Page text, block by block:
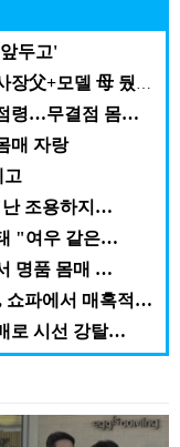
두고'
송중기 여친, 재력가설…방위산업체 사장父+모델 母 뒀나…
령…무결점 몸…
매 자랑
고
난 조용하지…
"여우 같은…
명품 몸매 …
쇼파에서 매혹적…
로 시선 강탈…